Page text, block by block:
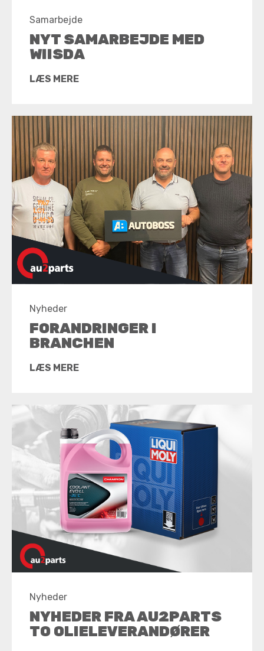
Samarbejde
NYT SAMARBEJDE MED
WIISDA
LÆS MERE
Nyheder
FORANDRINGER I
BRANCHEN
LÆS MERE
Nyheder
NYHEDER FRA AU2PARTS
TO OLIELEVERANDØRER